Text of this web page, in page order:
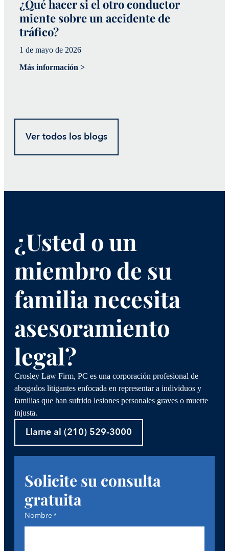
¿Qué hacer si el otro conductor
miente sobre un accidente de
tráfico?
1 de mayo de 2026
Más información >
Ver todos los blogs
¿Usted o un
miembro de su
familia necesita
asesoramiento
legal?
Crosley Law Firm, PC es una corporación profesional de
abogados litigantes enfocada en representar a individuos y
familias que han sufrido lesiones personales graves o muerte
injusta.
Llame al (210) 529-3000
Solicite su consulta
gratuita
Nombre*